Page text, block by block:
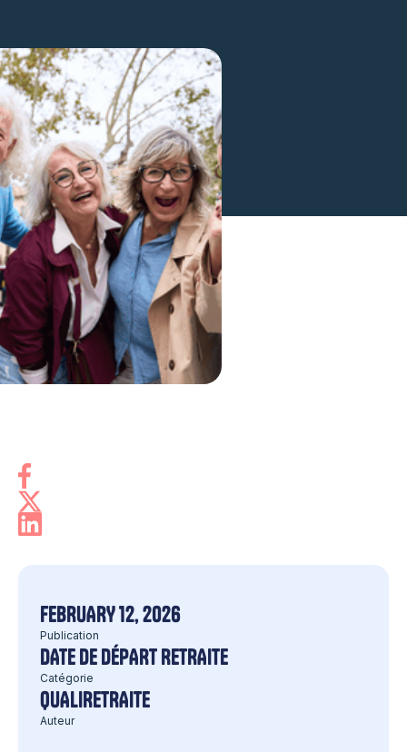
FEBRUARY 12, 2026
Publication
DATE DE DÉPART RETRAITE
Catégorie
QUALIRETRAITE
Auteur